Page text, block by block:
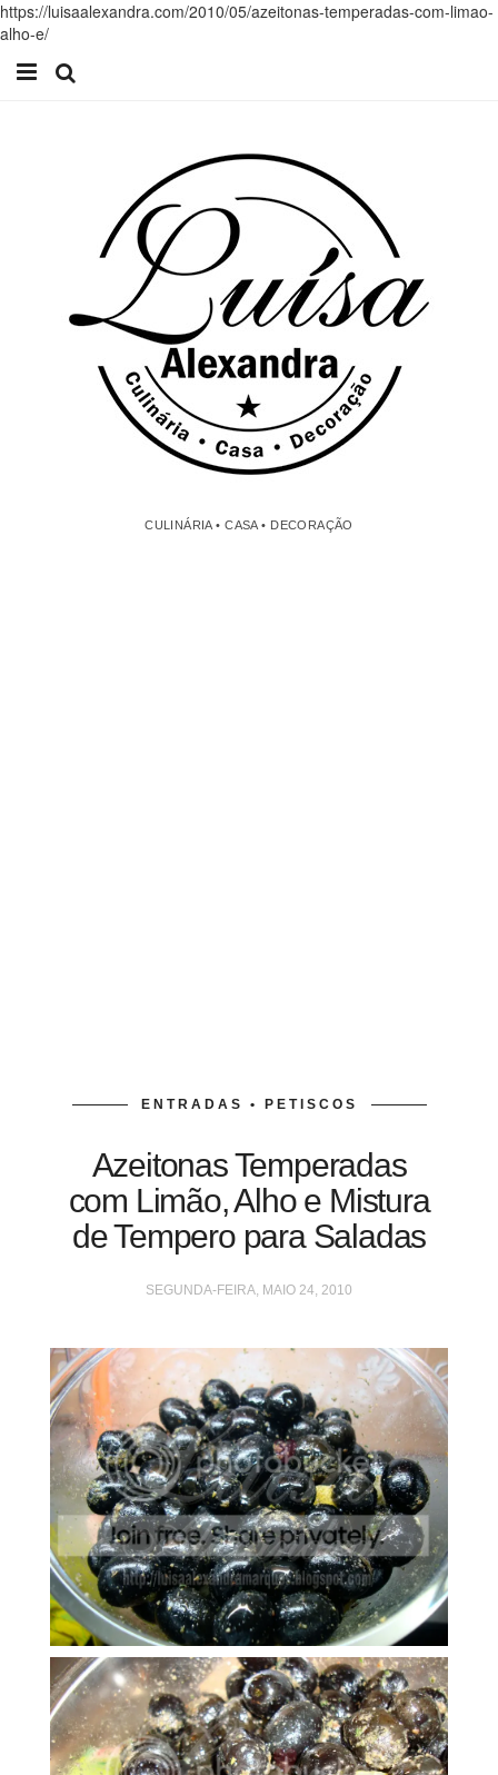
https://luisaalexandra.com/2010/05/azeitonas-temperadas-com-limao-
alho-e/
CULINÁRIA • CASA • DECORAÇÃO
ENTRADAS • PETISCOS
Azeitonas Temperadas
com Limão, Alho e Mistura
de Tempero para Saladas
SEGUNDA-FEIRA, MAIO 24, 2010